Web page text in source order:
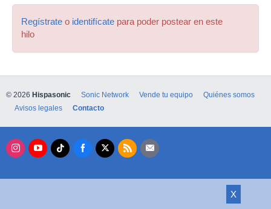
Regístrate o identifícate para poder postear en este
hilo
X
© 2026 Hispasonic Sonic Network Vende tu equipo
Quiénes somos
Avisos legales
Contacto